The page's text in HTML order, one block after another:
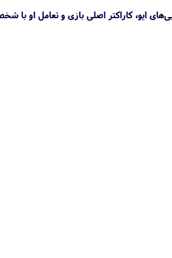
ایو، کاراکتر اصلی بازی و تعامل او با